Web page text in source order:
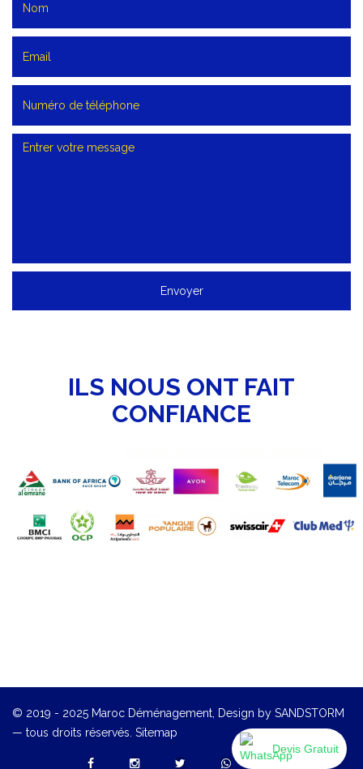
Envoyer
ILS NOUS ONT FAIT
CONFIANCE
© 2019 - 2025 Maroc Déménagement , Design by SANDSTORM
— tous droits réservés. Sitemap
Devis Gratuit